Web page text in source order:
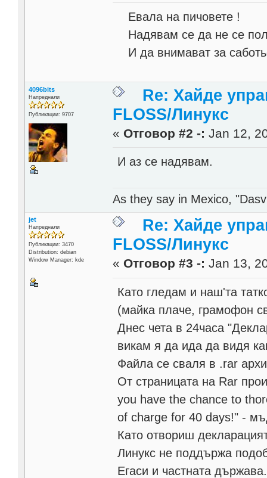
Евала на пичовете !
Надявам се да не се
И да внимават за
4096bits
Напреднали
Публикации: 9707
Re: Хайде
FLOSS/Линукс
« Отговор #2 -: Jan 12,
И аз се надявам.
As they say in Mexico,
jet
Напреднали
Публикации: 3470
Distribution: debian
Window Manager: kde
Re: Хайде
FLOSS/Линукс
« Отговор #3 -: Jan 13,
Като гледам и наш'та
(майка плаче, грамофон
Днес чета в 24часа
викам я да ида да видя
Файла се сваля в .rar
От страницата на Rar
you have the chance to
of charge for 40 days!" -
Като отвориш
Линукс не поддържа
Егаси и частната държава.